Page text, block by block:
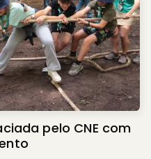
pelo CNE com